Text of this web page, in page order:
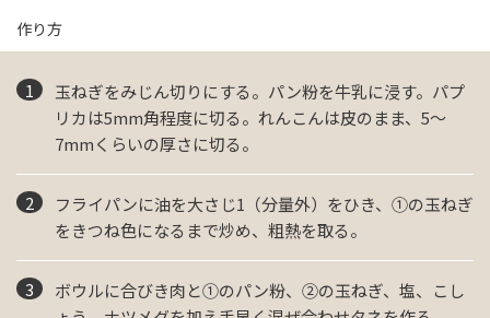
作り方
玉ねぎをみじん切りにする。パン粉を牛乳に浸す。パプ
リカは5mm角程度に切る。れんこんは皮のまま、5～
7mmくらいの厚さに切る。
フライパンに油を大さじ1（分量外）をひき、①の玉ねぎ
をきつね色になるまで炒め、粗熱を取る。
ボウルに合びき肉と①のパン粉、②の玉ねぎ、塩、こし